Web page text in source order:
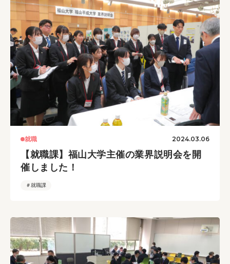
就職 2024.03.06
【就職課】福山大学主催の業界説明会を開
催しました！
＃就職課